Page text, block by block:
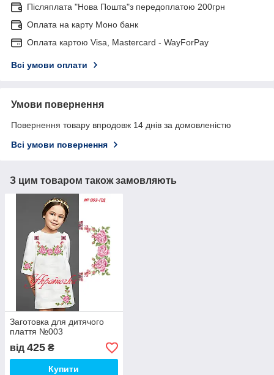
Післяплата "Нова Пошта"з передоплатою 200грн
Оплата на карту Моно банк
Оплата картою Visa, Mastercard - WayForPay
Всі умови оплати
Умови повернення
Повернення товару впродовж 14 днів за домовленістю
Всі умови повернення
З цим товаром також замовляють
Заготовка для дитячого
плаття №003
від 425 ₴
Купити